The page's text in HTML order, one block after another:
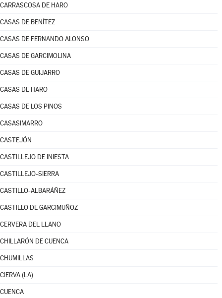
CARRASCOSA DE HARO
CASAS DE BENÍTEZ
CASAS DE FERNANDO ALONSO
CASAS DE GARCIMOLINA
CASAS DE GUIJARRO
CASAS DE HARO
CASAS DE LOS PINOS
CASASIMARRO
CASTEJÓN
CASTILLEJO DE INIESTA
CASTILLEJO-SIERRA
CASTILLO-ALBARÁÑEZ
CASTILLO DE GARCIMUÑOZ
CERVERA DEL LLANO
CHILLARÓN DE CUENCA
CHUMILLAS
CIERVA (LA)
CUENCA